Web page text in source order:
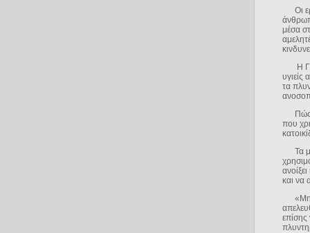
Οι
μέσα
Η
υγιείς
τα
Πώς
που
Τα
και να
«Μην
επίσης